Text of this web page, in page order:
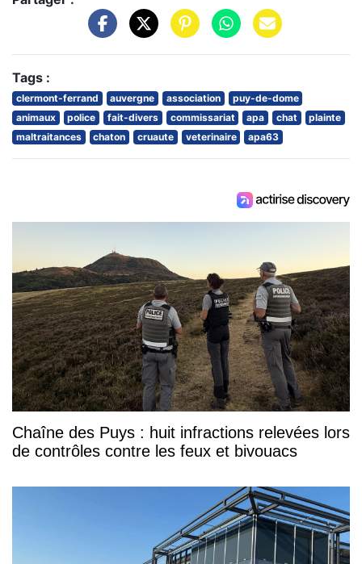
Tags :
clermont-ferrand auvergne association
puy-de-dome
animaux
police fait-divers commissariat apa chat
plainte
maltraitances
chaton cruaute veterinaire apa63
Chaîne des Puys : huit infractions relevées lors
de contrôles contre les feux et bivouacs